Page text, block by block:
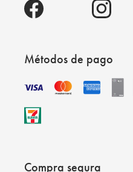
Métodos de pago
Compra segura